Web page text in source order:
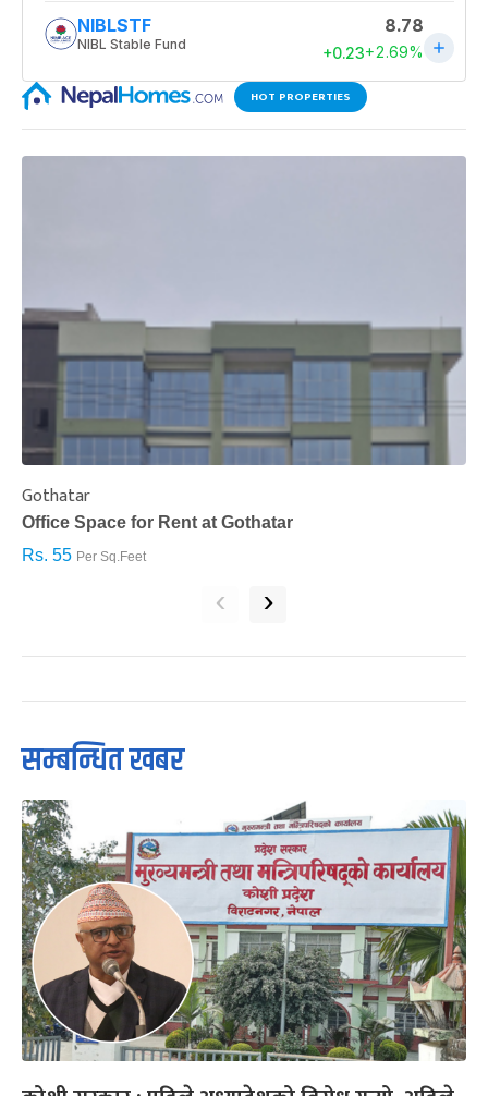
HOT PROPERTIES
Gothatar
Office Space for Rent at Gothatar
Rs. 55 Per Sq.Feet
‹ ›
सम्बन्धित खबर